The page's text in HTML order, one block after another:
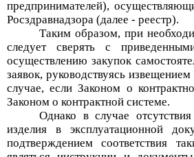
предпринимателей),
Росздравнадзора (далее - реестр).
Таким образом, при
следует сверять с
осуществлению закупок
заявок, руководствуясь
случае, если Законом о
Законом о контрактной системе.
Однако в случае
изделия в эксплуатационной
подтверждением соответствия